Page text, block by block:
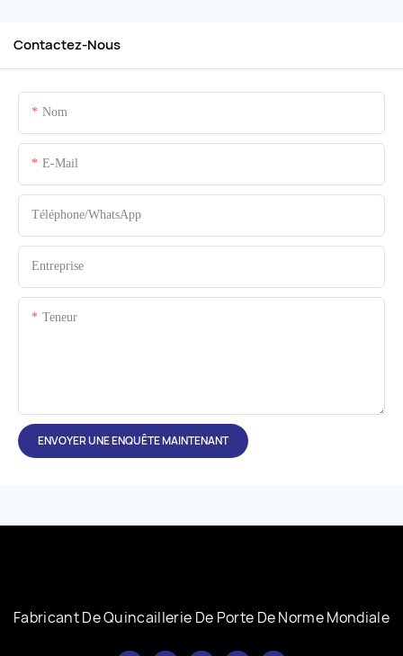
Contactez-Nous
Nom
E-Mail
Téléphone/WhatsApp
Entreprise
Teneur
ENVOYER UNE ENQUÊTE MAINTENANT
Fabricant De Quincaillerie De Porte De Norme Mondiale